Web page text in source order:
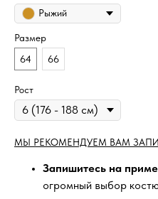
Рыжий
Размер
64
66
Рост
МЫ РЕКОМЕНДУЕМ ВАМ
Запишитесь на
огромный выбор